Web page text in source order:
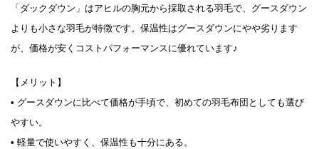
「ダックダウン」はアヒルの胸元から採取される羽毛で、グースダウン
よりも小さな羽毛が特徴です。保温性はグースダウンにやや劣ります
が、価格が安くコストパフォーマンスに優れています♪
【メリット】
• グースダウンに比べて価格が手頃で、初めての羽毛布団としても選び
やすい。
• 軽量で使いやすく、保温性も十分にある。